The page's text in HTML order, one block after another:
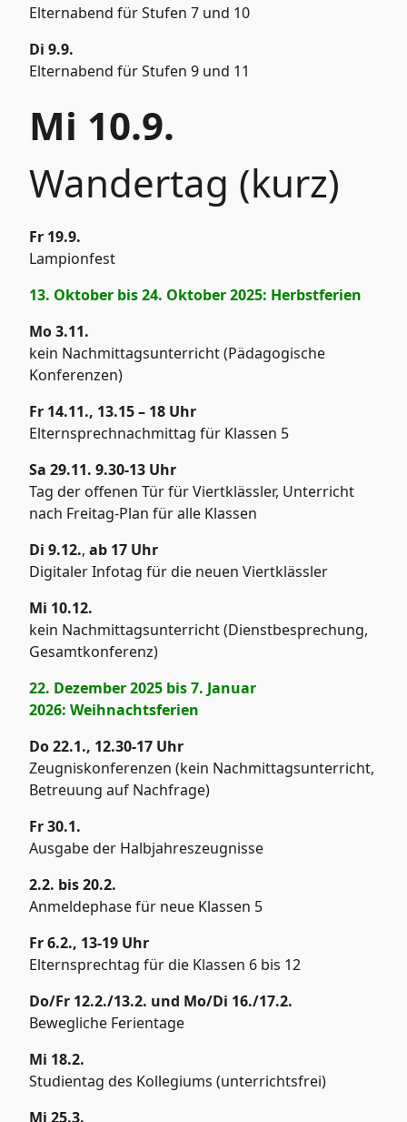
Elternabend für Stufen 7 und 10
Di 9.9.
Elternabend für Stufen 9 und 11
Mi 10.9.
Wandertag (kurz)
Fr 19.9.
Lampionfest
13. Oktober bis 24. Oktober 2025: Herbstferien
Mo 3.11.
kein Nachmittagsunterricht (Pädagogische
Konferenzen)
Fr 14.11., 13.15 – 18 Uhr
Elternsprechnachmittag für Klassen 5
Sa 29.11. 9.30-13 Uhr
Tag der offenen Tür für Viertklässler, Unterricht
nach Freitag-Plan für alle Klassen
Di 9.12., ab 17 Uhr
Digitaler Infotag für die neuen Viertklässler
Mi 10.12.
kein Nachmittagsunterricht (Dienstbesprechung,
Gesamtkonferenz)
22. Dezember 2025 bis 7. Januar
2026: Weihnachtsferien
Do 22.1., 12.30-17 Uhr
Zeugniskonferenzen (kein Nachmittagsunterricht,
Betreuung auf Nachfrage)
Fr 30.1.
Ausgabe der Halbjahreszeugnisse
2.2. bis 20.2.
Anmeldephase für neue Klassen 5
Fr 6.2., 13-19 Uhr
Elternsprechtag für die Klassen 6 bis 12
Do/Fr 12.2./13.2. und Mo/Di 16./17.2.
Bewegliche Ferientage
Mi 18.2.
Studientag des Kollegiums (unterrichtsfrei)
Mi 25.3.